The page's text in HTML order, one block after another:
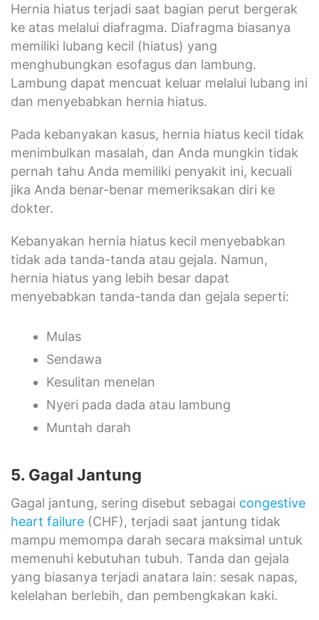
Hernia hiatus terjadi saat bagian perut bergerak
ke atas melalui diafragma. Diafragma biasanya
memiliki lubang kecil (hiatus) yang
menghubungkan esofagus dan lambung.
Lambung dapat mencuat keluar melalui lubang ini
dan menyebabkan hernia hiatus.
Pada kebanyakan kasus, hernia hiatus kecil tidak
menimbulkan masalah, dan Anda mungkin tidak
pernah tahu Anda memiliki penyakit ini, kecuali
jika Anda benar-benar memeriksakan diri ke
dokter.
Kebanyakan hernia hiatus kecil menyebabkan
tidak ada tanda-tanda atau gejala. Namun,
hernia hiatus yang lebih besar dapat
menyebabkan tanda-tanda dan gejala seperti:
Mulas
Sendawa
Kesulitan menelan
Nyeri pada dada atau lambung
Muntah darah
5. Gagal Jantung
Gagal jantung, sering disebut sebagai congestive
heart failure (CHF), terjadi saat jantung tidak
mampu memompa darah secara maksimal untuk
memenuhi kebutuhan tubuh. Tanda dan gejala
yang biasanya terjadi anatara lain: sesak napas,
kelelahan berlebih, dan pembengkakan kaki.